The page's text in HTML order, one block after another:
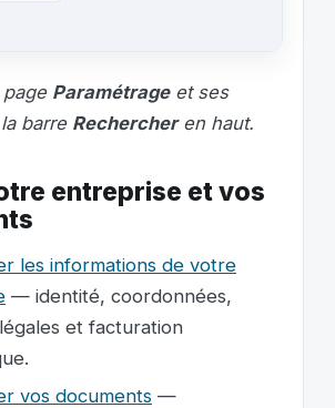
Paramétrageet ses
barre Rechercheren haut.
entreprise et vos
les informations de votre
— identité, coordonnées,
et facturation
vos documents —